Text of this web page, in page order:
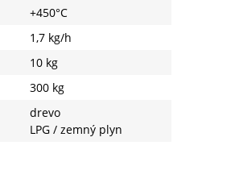
+450°C
1,7 kg/h
10 kg
300 kg
drevo
LPG / zemný plyn